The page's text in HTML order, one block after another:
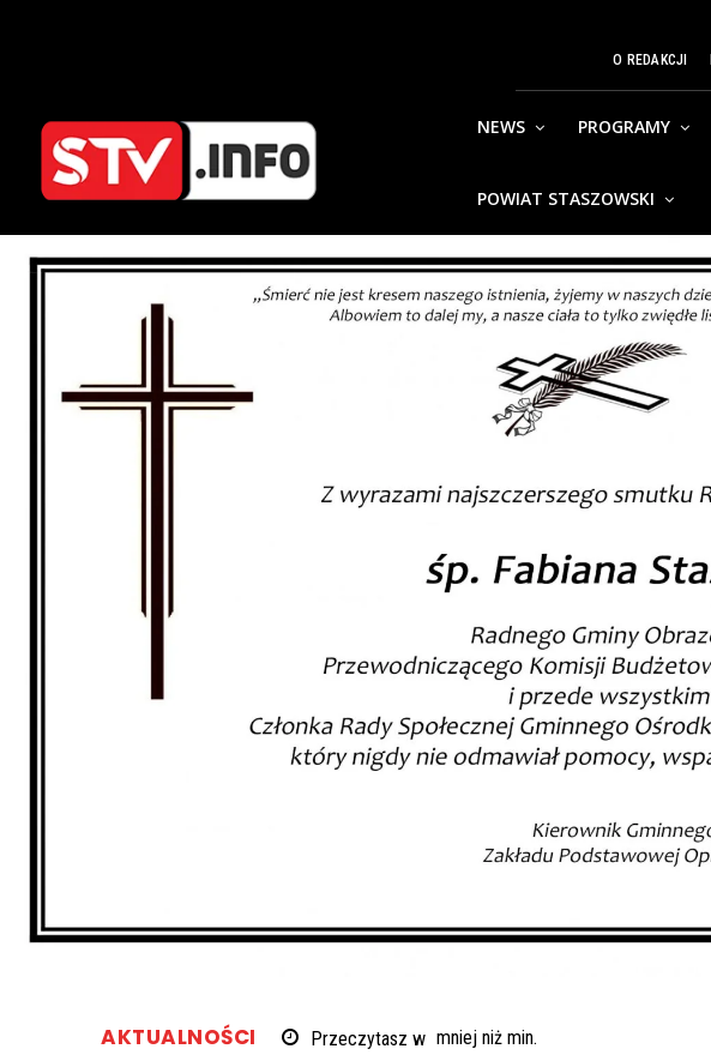
O REDAKCJI
NEWS PROGRAMY
POWIAT STASZOWSKI
AKTUALNOŚCI Przeczytasz w mniej niżmin.